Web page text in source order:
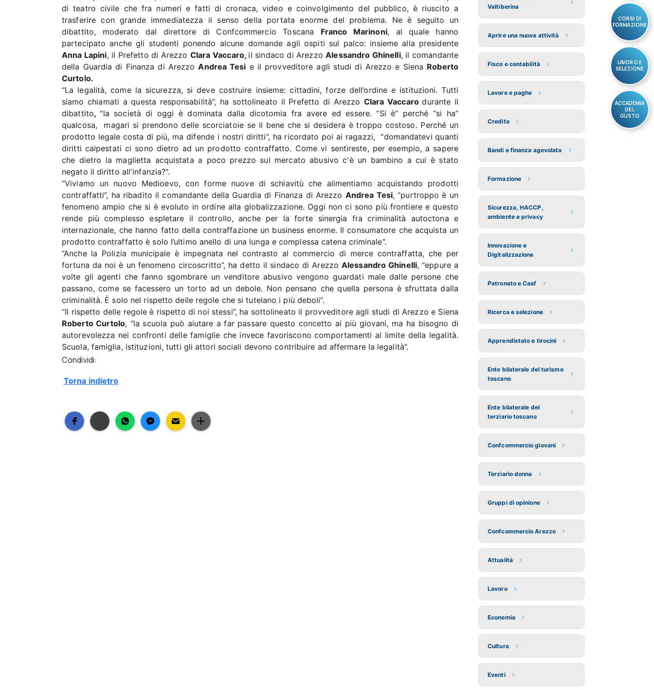
CORSI DI
FORMAZIONE
LAVORO E
SELEZIONE
ACCADEMIA
DEL
GUSTO
di teatro civile che fra numeri e fatti di cronaca, video e coinvolgimento del pubblico, è riuscito a
trasferire con grande immediatezza il senso della portata enorme del problema. Ne è seguito un
dibattito, moderato dal direttore di Confcommercio Toscana Franco Marinoni, al quale hanno
partecipato anche gli studenti ponendo alcune domande agli ospiti sul palco: insieme alla presidente
Anna Lapini, il Prefetto di ArezzoClara Vaccaro, il sindaco di ArezzoAlessandro Ghinelli, il comandante
della Guardia di Finanza di ArezzoAndrea Tesi e il provveditore agli studi di Arezzo e Siena Roberto
Curtolo.
“La legalità, come la sicurezza, si deve costruire insieme: cittadini, forze dell’ordine e istituzioni. Tutti
siamo chiamati a questa responsabilità”, ha sottolineato il Prefetto di Arezzo Clara Vaccarodurante il
dibattito, "la società di oggi è dominata dalla dicotomia fra avere ed essere. “Si è” perché “si ha”
qualcosa, magari si prendono delle scorciatoie se il bene che si desidera è troppo costoso. Perché un
prodotto legale costa di più, ma difende i nostri diritti”, ha ricordato poi ai ragazzi, "domandatevi quanti
diritti calpestati ci sono dietro ad un prodotto contraffatto. Come vi sentireste, per esempio, a sapere
che dietro la maglietta acquistata a poco prezzo sul mercato abusivo c'è un bambino a cui è stato
negato il diritto all'infanzia?".
“Viviamo un nuovo Medioevo, con forme nuove di schiavitù che alimentiamo acquistando prodotti
contraffatti”, ha ribadito il comandante della Guardia di Finanza di Arezzo Andrea Tesi, “purtroppo è un
fenomeno ampio che si è evoluto in ordine alla globalizzazione. Oggi non ci sono più frontiere e questo
rende più complesso espletare il controllo, anche per la forte sinergia fra criminalità autoctona e
internazionale, che hanno fatto della contraffazione un business enorme. Il consumatore che acquista un
prodotto contraffatto è solo l’ultimo anello di una lunga e complessa catena criminale”.
“Anche la Polizia municipale è impegnata nel contrasto al commercio di merce contraffatta, che per
fortuna da noi è un fenomeno circoscritto”, ha detto il sindaco di ArezzoAlessandro Ghinelli, “eppure a
volte gli agenti che fanno sgombrare un venditore abusivo vengono guardati male dalle persone che
passano, come se facessero un torto ad un debole. Non pensano che quella persona è sfruttata dalla
criminalità. È solo nel rispetto delle regole che si tutelano i più deboli”.
“Il rispetto delle regole è rispetto di noi stessi”, ha sottolineato il provveditore agli studi di Arezzo e Siena
Roberto Curtolo, “la scuola può aiutare a far passare questo concetto ai più giovani, ma ha bisogno di
autorevolezza nei confronti delle famiglie che invece favoriscono comportamenti al limite della legalità.
Scuola, famiglia, istituzioni, tutti gli attori sociali devono contribuire ad affermare la legalità”.
Condividi:
Torna indietro
Valtiberina
Aprire una nuova attività
Fisco e contabilità
Lavoro e paghe
Credito
Bandi e finanza agevolata
Formazione
Sicurezza, HACCP,
ambiente e privacy
Innovazione e
Digitalizzazione
Patronato e Caaf
Ricerca e selezione
Apprendistato e tirocini
Ente bilaterale del turismo
toscano
Ente bilaterale del
terziario toscano
Confcommercio giovani
Terziario donna
Gruppi di opinione
Confcommercio Arezzo
Attualità
Lavoro
Economia
Cultura
Eventi